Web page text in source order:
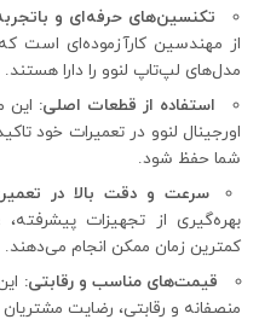
تکنسین‌های حرفه‌ای و
از مهندسین کارآزموده‌ای است
مدل‌های لپ‌تاپ لنوو را دارا هستند.
استفاده از قطعات اصلی: این
اورجینال لنوو در تعمیرات خود
شما حفظ شود.
سرعت و دقت بالا در
بهره‌گیری از تجهیزات
کمترین زمان ممکن انجام می‌دهند.
قیمت‌های مناسب و رقابتی:
منصفانه و رقابتی، رضایت